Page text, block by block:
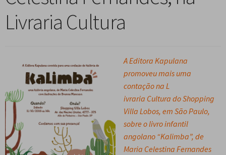
n
c
m
d
e
i
n
u
d
e
s
c
e
n
m
e
n
u
d
e
s
c
i
r
m
e
n
u
d
e
Meu cadastro
Livraria Cultura
A Editora Kapulana
promoveu mais uma
contação na L
ivraria Cultura do Shopping
Villa Lobos, em São Paulo,
sobre o livro infantil
angolano “Kalimba”, de
Maria Celestina Fernandes